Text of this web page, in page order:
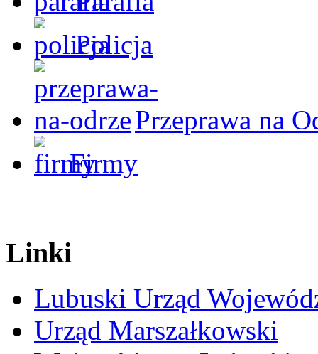
Policja
Przeprawa na
Firmy
Linki
Lubuski Urząd
Urząd Marszałkowski